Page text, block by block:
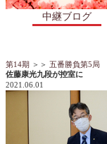
中継ブログ
第14期 ＞＞ 五番勝負第5局
佐藤康光九段が控室に
2021.06.01